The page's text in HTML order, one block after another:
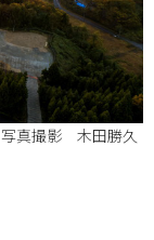
写真撮影 木田勝久